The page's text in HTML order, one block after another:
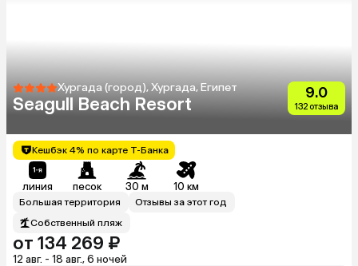
Хургада (город), Хургада, Египет
Seagull Beach Resort
9.0
132 отзыва
Кешбэк 4% по карте Т-Банка
линия песок 30 м 10 км
Большая территория
Отзывы за этот год
Собственный пляж
от 134 269 ₽
12 авг. - 18 авг., 6 ночей